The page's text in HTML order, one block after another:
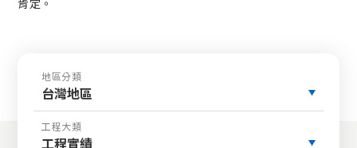
肯定。
地區分類
台灣地區
工程大類
工程實績